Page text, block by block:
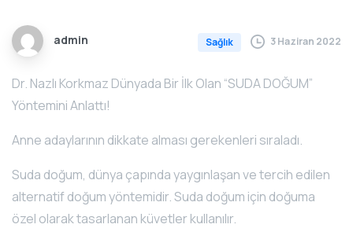
admin Sağlık 3 Haziran 2022
Dr. Nazlı Korkmaz Dünyada Bir İlk Olan “SUDA DOĞUM”
Yöntemini Anlattı!
Anne adaylarının dikkate alması gerekenleri sıraladı.
Suda doğum, dünya çapında yaygınlaşan ve tercih edilen
alternatif doğum yöntemidir. Suda doğum için doğuma
özel olarak tasarlanan küvetler kullanılır.